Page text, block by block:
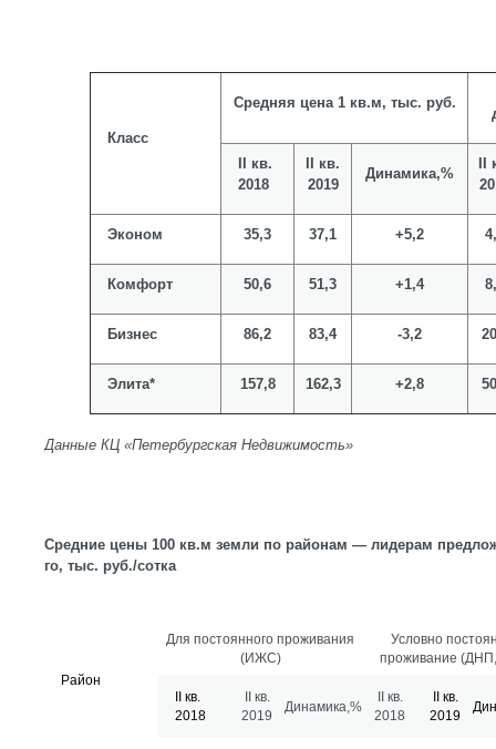
Класс
Средняя цена 1 кв.м, тыс. руб.
II кв.
2018
II кв.
2019
Динамика,%
II
Эконом 35,3 37,1 +5,2
Комфорт 50,6 51,3 +1,4
Бизнес 86,2 83,4 -3,2
Элита* 157,8 162,3 +2,8
Данные КЦ «Петербургская Недвижимость»
Средние цены 100 кв.м земли по районам — лидерам
го, тыс. руб./сотка
Район
Для постоянного проживания
(ИЖС)
Условно
проживание
II кв.
2018
II кв.
2019
Динамика,%
II кв.
2018
II кв.
2019